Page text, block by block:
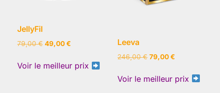
JellyFil
79,00€ Le
initial
49,00€Le
actuel
est :
Voir le meilleur prix
Leeva
246,00€ Le
initial
79,00€Le
actuel
est :
Voir le meilleur prix